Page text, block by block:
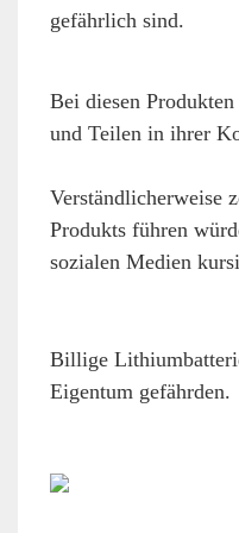
gefährlich sind.
Bei diesen
und Teilen in ihrer
Verständlicherweise
Produkts führen
sozialen Medien
Billige
Eigentum gefährden.